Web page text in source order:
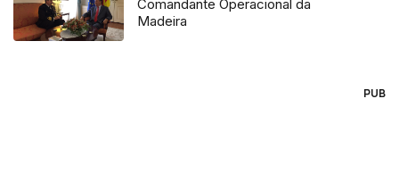
Comandante Operacional da
Madeira
PUB